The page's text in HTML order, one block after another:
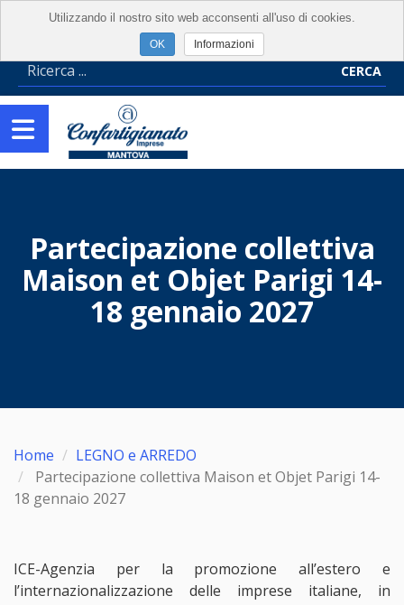
CERCA
Partecipazione collettiva
Maison et Objet Parigi 14-
18 gennaio 2027
Home
LEGNO e ARREDO
Partecipazione collettiva Maison et Objet Parigi 14-
18 gennaio 2027
ICE-Agenzia per la promozione all’estero e
l’internazionalizzazione delle imprese italiane, in
Utilizzando il nostro sito web acconsenti all'uso di cookies.
Informazioni